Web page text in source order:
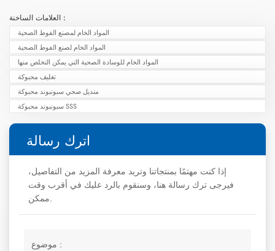
العلامات الساخنة :
المواد الخام لمصنع الفوط الصحية
المواد الخام لصنع الفوط الصحية
المواد الخام للوسادة الصحية التي يمكن التخلص منها
تغليف محبوكة
منديل صحي سبونبوند محبوكة
سبونبوند محبوكة SSS
اترك رسالة
إذا كنت مهتمًا بمنتجاتنا وتريد معرفة المزيد من التفاصيل،
فيرجى ترك رسالة هنا، وسنقوم بالرد عليك في أقرب وقت
ممكن.
موضوع :